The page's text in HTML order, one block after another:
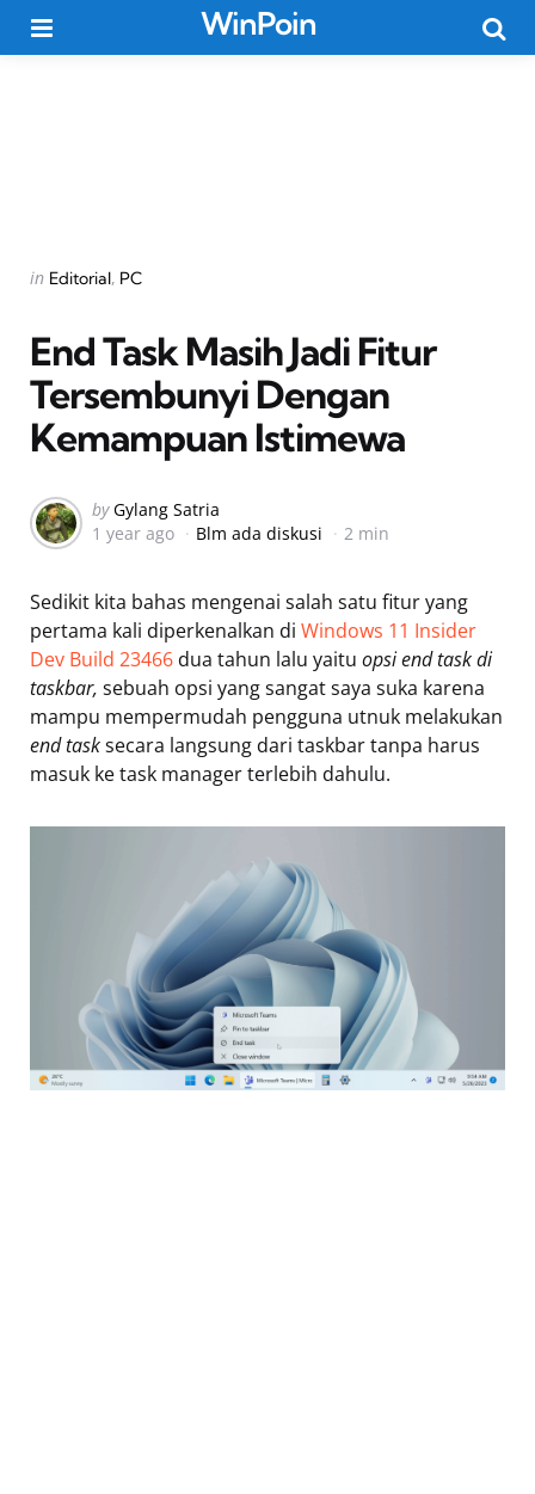
WinPoin
Categories
Posted
in Editorial PC
End Task Masih Jadi Fitur
Tersembunyi Dengan
Kemampuan Istimewa
Posted
by
by Gylang Satria
1 year ago
Blm ada diskusi 2 min
Sedikit kita bahas mengenai salah satu fitur yang
pertama kali diperkenalkan di Windows 11 Insider
Dev Build 23466 dua tahun lalu yaitu opsi end task di
taskbar, sebuah opsi yang sangat saya suka karena
mampu mempermudah pengguna utnuk melakukan
end tasksecara langsung dari taskbar tanpa harus
masuk ke task manager terlebih dahulu.